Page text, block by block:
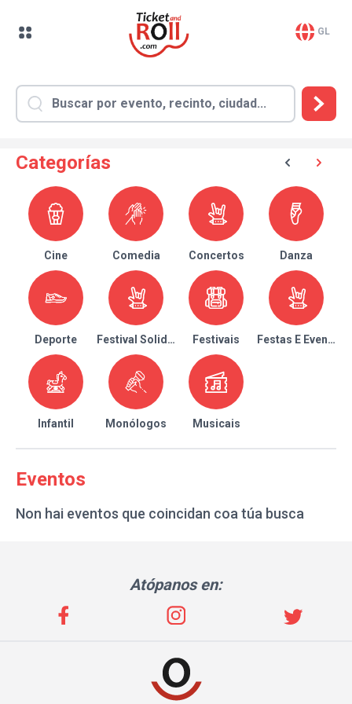
GL
Categorías
Cine Comedia Concertos Danza
Deporte Festival Solidario Festivais Festas E Eventos
Infantil Monólogos Musicais
Eventos
Non hai eventos que coincidan coa túa busca
Atópanos en: